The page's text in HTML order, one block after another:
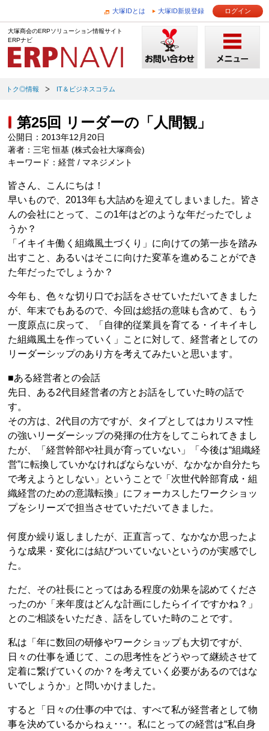
大塚IDとは 大塚ID新規登録 ログイン
大塚商会のERPソリューション情報サイト
ERPナビ
トク◎情報 IT＆ビジネスコラム
第25回 リーダーの「人間観」
公開日：2013年12月20日
著者：三宅 恒基 (株式会社大塚商会)
キーワード：経営 / マネジメント
皆さん、こんにちは！
早いもので、2013年も大詰めを迎えてしまいました。皆さ
んの会社にとって、この1年はどのような年だったでしょ
うか？
「イキイキ働く組織風土づくり」に向けての第一歩を踏み
出すこと、あるいはそこに向けた変革を進めることができ
た年だったでしょうか？
今年も、色々な切り口でお話をさせていただいてきました
が、年末でもあるので、今回は総括の意味も含めて、もう
一度原点に戻って、「自律的従業員を育てる・イキイキし
た組織風土を作っていく」ことに対して、経営者としての
リーダーシップのあり方を考えてみたいと思います。
■ある経営者との会話
先日、ある2代目経営者の方とお話をしていた時の話で
す。
その方は、2代目の方ですが、タイプとしてはカリスマ性
の強いリーダーシップの発揮の仕方をしてこられてきまし
たが、「経営幹部や社員が育っていない」「今後は“組織経
営”に転換していかなければならないが、なかなか自分たち
で考えようとしない」ということで「次世代幹部育成・組
織経営のための意識転換」にフォーカスしたワークショッ
プをシリーズで担当させていただいてきました。
何度か繰り返しましたが、正直言って、なかなか思ったよ
うな成果・変化には結びついていないというのが実感でし
た。
ただ、その社長にとってはある程度の効果を認めてくださ
ったのか「来年度はどんな計画にしたらイイですかね？」
とのご相談をいただき、話をしていた時のことです。
私は「年に数回の研修やワークショップも大切ですが、
日々の仕事を通じて、この思考性をどうやって継続させて
定着に繋げていくのか？を考えていく必要があるのではな
いでしょうか」と問いかけました。
すると「日々の仕事の中では、すべて私が経営者として物
事を決めているからねぇ･･･。私にとっての経営は“私自身